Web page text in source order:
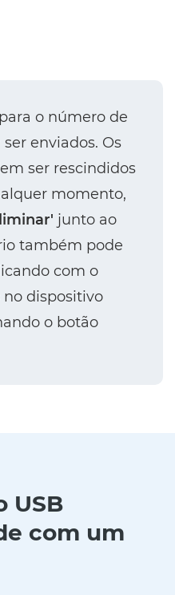
o número de
enviados. Os
ser rescindidos
momento,
junto ao
também pode
com o
dispositivo
o botão
USB
com um